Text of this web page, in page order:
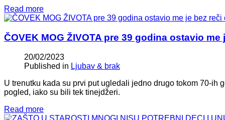
Read more
ČOVEK MOG ŽIVOTA pre 39 godina ostavio
20/02/2023
Published in Ljubav & brak
U trenutku kada su prvi put ugledali jedno drugo tokom 70-ih
pogled, iako su bili tek tinejdžeri.
Read more